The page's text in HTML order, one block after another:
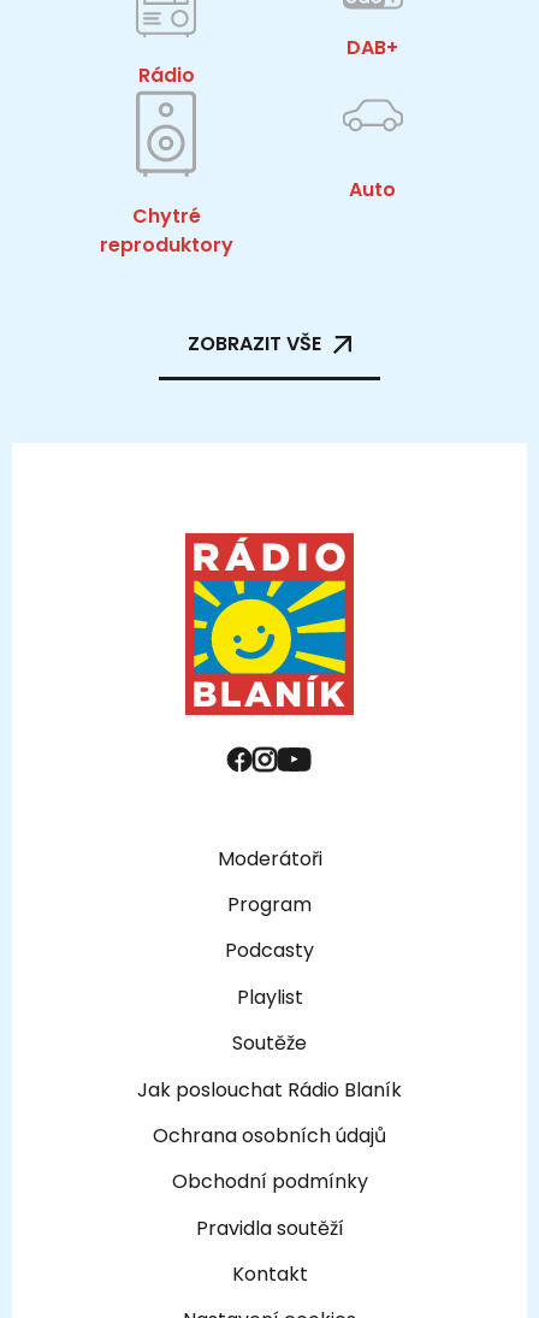
Rádio
DAB+
Chytré
reproduktory
Auto
ZOBRAZIT VŠE
Moderátoři
Program
Podcasty
Playlist
Soutěže
Jak poslouchat Rádio Blaník
Ochrana osobních údajů
Obchodní podmínky
Pravidla soutěží
Kontakt